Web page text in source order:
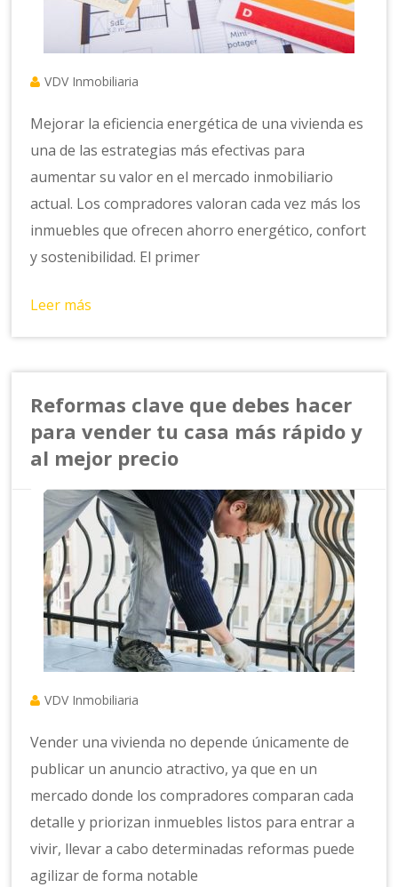
VDV Inmobiliaria
Mejorar la eficiencia energética de una vivienda es
una de las estrategias más efectivas para
aumentar su valor en el mercado inmobiliario
actual. Los compradores valoran cada vez más los
inmuebles que ofrecen ahorro energético, confort
y sostenibilidad. El primer
Leer más
Reformas clave que debes hacer
para vender tu casa más rápido y
al mejor precio
VDV Inmobiliaria
Vender una vivienda no depende únicamente de
publicar un anuncio atractivo, ya que en un
mercado donde los compradores comparan cada
detalle y priorizan inmuebles listos para entrar a
vivir, llevar a cabo determinadas reformas puede
agilizar de forma notable